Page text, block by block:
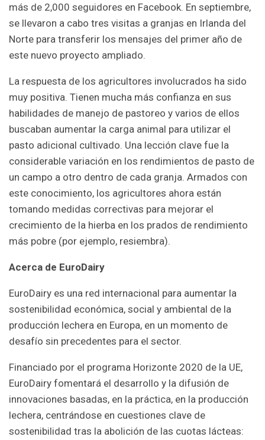
más de 2,000 seguidores en Facebook. En septiembre,
se llevaron a cabo tres visitas a granjas en Irlanda del
Norte para transferir los mensajes del primer año de
este nuevo proyecto ampliado.
La respuesta de los agricultores involucrados ha sido
muy positiva. Tienen mucha más confianza en sus
habilidades de manejo de pastoreo y varios de ellos
buscaban aumentar la carga animal para utilizar el
pasto adicional cultivado. Una lección clave fue la
considerable variación en los rendimientos de pasto de
un campo a otro dentro de cada granja. Armados con
este conocimiento, los agricultores ahora están
tomando medidas correctivas para mejorar el
crecimiento de la hierba en los prados de rendimiento
más pobre (por ejemplo, resiembra).
Acerca de EuroDairy
EuroDairy es una red internacional para aumentar la
sostenibilidad económica, social y ambiental de la
producción lechera en Europa, en un momento de
desafío sin precedentes para el sector.
Financiado por el programa Horizonte 2020 de la UE,
EuroDairy fomentará el desarrollo y la difusión de
innovaciones basadas, en la práctica, en la producción
lechera, centrándose en cuestiones clave de
sostenibilidad tras la abolición de las cuotas lácteas: